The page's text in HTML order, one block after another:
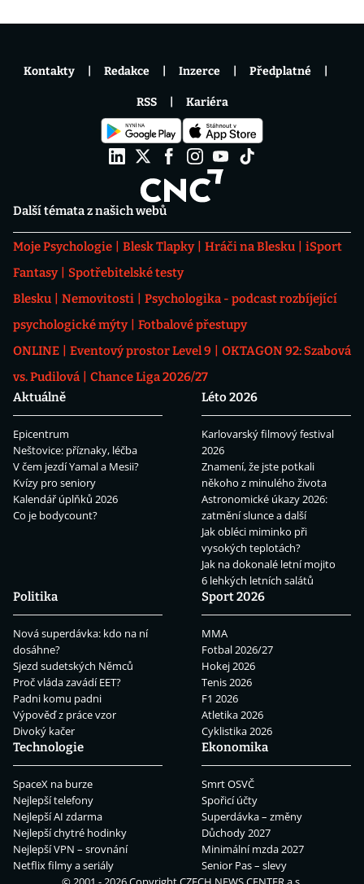
Další témata z našich webů
Moje Psychologie Blesk Tlapky Hráči na Blesku
iSport
Fantasy
Spotřebitelské testy
Blesku
Nemovitosti
Psychologika - podcast rozbíjející
psychologické mýty
Fotbalové přestupy
ONLINE
Eventový prostor Level 9
OKTAGON 92: Szabová
vs. Pudilová
Chance Liga 2026/27
Aktuálně
Epicentrum
Neštovice: příznaky, léčba
V čem jezdí Yamal a Mesii?
Kvízy pro seniory
Kalendář úplňků 2026
Co je bodycount?
Léto 2026
Karlovarský filmový festival
2026
Znamení, že jste potkali
někoho z minulého života
Astronomické úkazy 2026:
zatmění slunce a další
Jak obléci miminko při
vysokých teplotách?
Jak na dokonalé letní mojito
6 lehkých letních salátů
Politika
Nová superdávka: kdo na ní
dosáhne?
Sjezd sudetských Němců
Proč vláda zavádí EET?
Padni komu padni
Výpověď z práce vzor
Divoký kačer
Sport 2026
MMA
Fotbal 2026/27
Hokej 2026
Tenis 2026
F1 2026
Atletika 2026
Cyklistika 2026
Technologie
SpaceX na burze
Nejlepší telefony
Nejlepší AI zdarma
Nejlepší chytré hodinky
Nejlepší VPN – srovnání
Netflix filmy a seriály
Ekonomika
Smrt OSVČ
Spořicí účty
Superdávka – změny
Důchody 2027
Minimální mzda 2027
Senior Pas – slevy
Kontakty Redakce Inzerce Předplatné
RSS Kariéra